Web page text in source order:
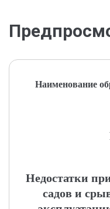
Наименование
Недостатки
садов и